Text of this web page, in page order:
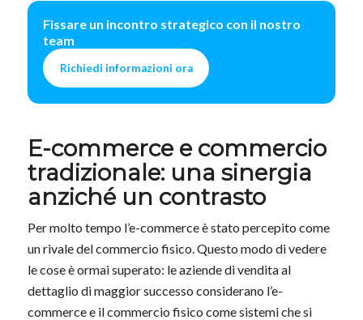
Fissare un incontro strategico con il nostro
team
Richiedi informazioni ora
E-commerce e commercio
tradizionale: una sinergia
anziché un contrasto
Per molto tempo l’e-commerce è stato percepito come
un rivale del commercio fisico. Questo modo di vedere
le cose è ormai superato: le aziende di vendita al
dettaglio di maggior successo considerano l’e-
commerce e il commercio fisico come sistemi che si